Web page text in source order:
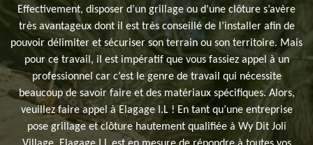
Effectivement, disposer d’un grillage ou d’une clôture s’avère
très avantageux dont il est très conseillé de l’installer afin de
pouvoir délimiter et sécuriser son terrain ou son territoire. Mais
pour ce travail, il est impératif que vous fassiez appel à un
professionnel car c’est le genre de travail qui nécessite
beaucoup de savoir faire et des matériaux spécifiques. Alors,
veuillez faire appel à Elagage I.L ! En tant qu’une entreprise
pose grillage et clôture hautement qualifiée à Wy Dit Joli